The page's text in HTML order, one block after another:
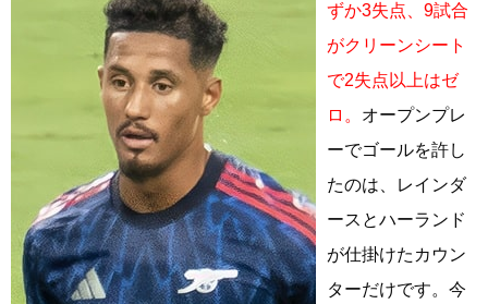
ずか3失点、9試合
がクリーンシート
で2失点以上はゼ
ロ。 オープンプレ
ーでゴールを許し
たのは、レインダ
ースとハーランド
が仕掛けたカウン
ターだけです。今